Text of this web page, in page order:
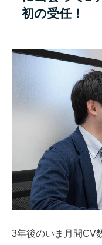
初の受任！
3年後のいま月間CV